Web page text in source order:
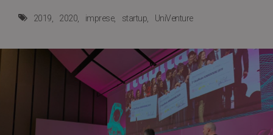
2019 2020 imprese startup UniVenture